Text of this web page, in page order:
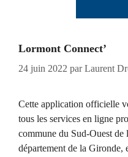
Lormont Connect’
24 juin 2022 parLaurent
Cette application officielle
tous les services en ligne
commune du Sud-Ouest de
département de la